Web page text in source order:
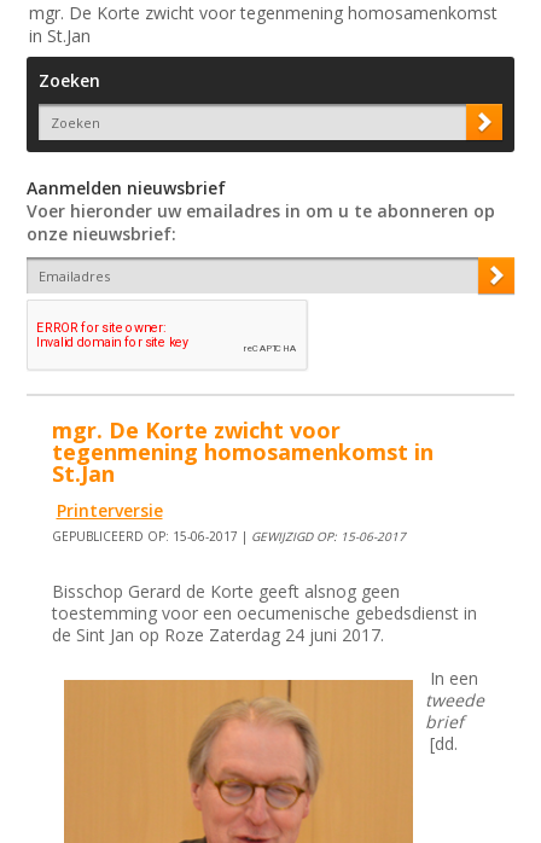
mgr. De Korte zwicht voor tegenmening homosamenkomst
in St.Jan
Zoeken
Aanmelden nieuwsbrief
Voer hieronder uw emailadres in om u te abonneren op
onze nieuwsbrief:
mgr. De Korte zwicht voor
tegenmening homosamenkomst in
St.Jan
Printerversie
GEPUBLICEERD OP: 15-06-2017 | GEWIJZIGD OP: 15-06-2017
Bisschop Gerard de Korte geeft alsnog geen
toestemming voor een oecumenische gebedsdienst in
de Sint Jan op Roze Zaterdag 24 juni 2017.
In een
tweede
brief
[dd.